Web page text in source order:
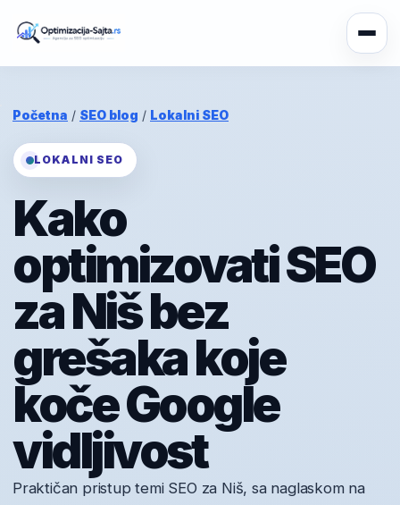
Početna / SEO blog / Lokalni SEO
LOKALNI SEO
Kako
optimizovati SEO
za Niš bez
grešaka koje
koče Google
vidljivost
Praktičan pristup temi SEO za Niš, sa naglaskom na